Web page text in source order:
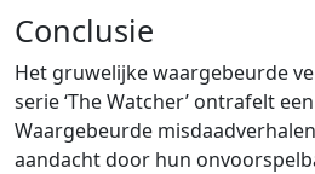
Conclusie
Het gruwelijke waargebeurde
serie ‘The Watcher’ ontrafelt
Waargebeurde
aandacht door hun